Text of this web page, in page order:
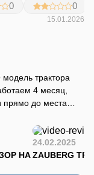
0 0
трактора
4 месяц,
прямо до места
15.01.2026
НА
24.02.2025
ZAUBERG